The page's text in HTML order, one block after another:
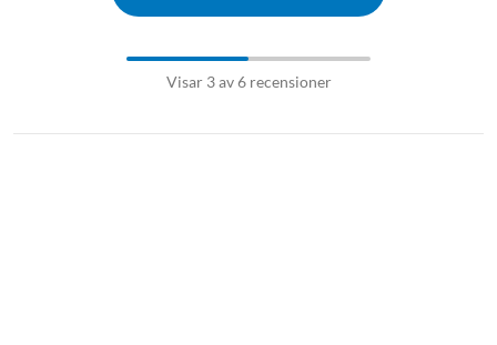
Visar 3 av 6 recensioner